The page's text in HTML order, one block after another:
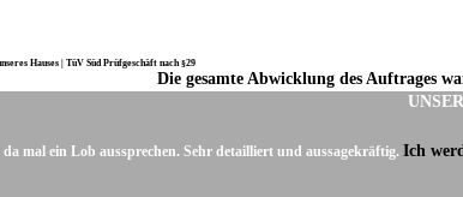
Hauses | TüV Süd Prüfgeschäft nach §29
Die gesamte Abwicklung des Auftrages
mal ein Lob aussprechen. Sehr detailliert und aussagekräftig. Ich